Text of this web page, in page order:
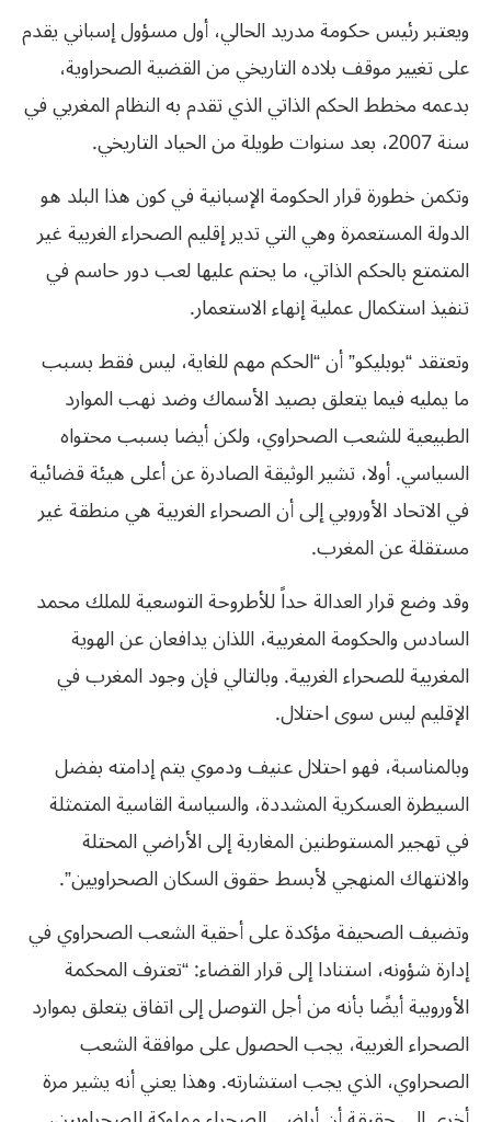
ويعتبر رئيس حكومة مدريد الحالي، أول مسؤول إسباني يقدم
على تغيير موقف بلاده التاريخي من القضية الصحراوية،
بدعمه مخطط الحكم الذاتي الذي تقدم به النظام المغربي في
سنة 2007، بعد سنوات طويلة من الحياد التاريخي.
وتكمن خطورة قرار الحكومة الإسبانية في كون هذا البلد هو
الدولة المستعمرة وهي التي تدير إقليم الصحراء الغربية غير
المتمتع بالحكم الذاتي، ما يحتم عليها لعب دور حاسم في
تنفيذ استكمال عملية إنهاء الاستعمار.
وتعتقد “بوبليكو” أن “الحكم مهم للغاية، ليس فقط بسبب
ما يمليه فيما يتعلق بصيد الأسماك وضد نهب الموارد
الطبيعية للشعب الصحراوي، ولكن أيضا بسبب محتواه
السياسي. أولا، تشير الوثيقة الصادرة عن أعلى هيئة قضائية
في الاتحاد الأوروبي إلى أن الصحراء الغربية هي منطقة غير
مستقلة عن المغرب.
وقد وضع قرار العدالة حداً للأطروحة التوسعية للملك محمد
السادس والحكومة المغربية، اللذان يدافعان عن الهوية
المغربية للصحراء الغربية. وبالتالي فإن وجود المغرب في
الإقليم ليس سوى احتلال.
وبالمناسبة، فهو احتلال عنيف ودموي يتم إدامته بفضل
السيطرة العسكرية المشددة، والسياسة القاسية المتمثلة
في تهجير المستوطنين المغاربة إلى الأراضي المحتلة
والانتهاك المنهجي لأبسط حقوق السكان الصحراويين”.
وتضيف الصحيفة مؤكدة على أحقية الشعب الصحراوي في
إدارة شؤونه، استنادا إلى قرار القضاء: “تعترف المحكمة
الأوروبية أيضًا بأنه من أجل التوصل إلى اتفاق يتعلق بموارد
الصحراء الغربية، يجب الحصول على موافقة الشعب
الصحراوي، الذي يجب استشارته. وهذا يعني أنه يشير مرة